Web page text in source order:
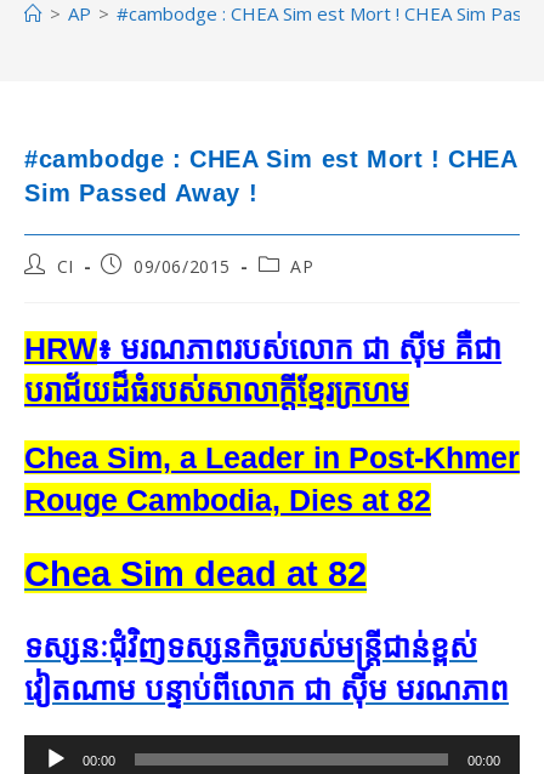
> AP > #cambodge : CHEA Sim est Mort ! CHEA Sim
#cambodge : CHEA Sim est Mort ! CHEA
Sim Passed Away !
PostCI
Post09/06/2015
PostAP
HRW៖​ មរណភាព​របស់​លោក​ ជា ស៊ីម​ គឺជា​
បរាជ័យ​ដ៏​ធំ​របស់​សាលាក្តី​ខ្មែរក្រហម​​
Chea Sim, a Leader in Post-Khmer
Rouge Cambodia, Dies at 82
Chea Sim dead at 82
ទស្សនៈ​ជុំវិញ​ទស្សនកិច្ច​របស់​មន្ត្រី​ជាន់ខ្ពស់​
វៀតណាម បន្ទាប់ពី​លោក ជា ស៊ីម មរណភាព
Audio
00:00 00:00